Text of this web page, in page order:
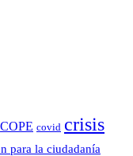
COPE covid crisis
para la ciudadaní­a